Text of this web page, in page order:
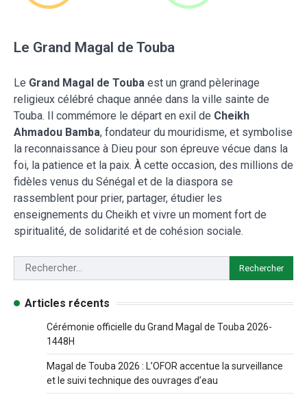
Le Grand Magal de Touba
Le Grand Magal de Touba est un grand pèlerinage
religieux célébré chaque année dans la ville sainte de
Touba. Il commémore le départ en exil de Cheikh
Ahmadou Bamba, fondateur du mouridisme, et symbolise
la reconnaissance à Dieu pour son épreuve vécue dans la
foi, la patience et la paix. À cette occasion, des millions de
fidèles venus du Sénégal et de la diaspora se
rassemblent pour prier, partager, étudier les
enseignements du Cheikh et vivre un moment fort de
spiritualité, de solidarité et de cohésion sociale.
Articles récents
Cérémonie officielle du Grand Magal de Touba 2026-
1448H
Magal de Touba 2026 : L’OFOR accentue la surveillance
et le suivi technique des ouvrages d’eau